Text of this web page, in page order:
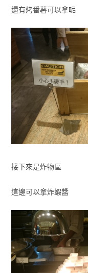
還有烤番薯可以拿呢
接下來是炸物區
這邊可以拿炸蝦醬